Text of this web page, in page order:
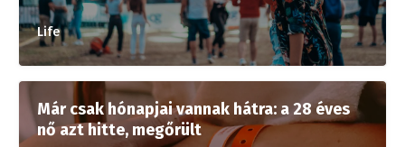
Life
Már csak hónapjai vannak hátra: a 28 éves
nő azt hitte, megőrült